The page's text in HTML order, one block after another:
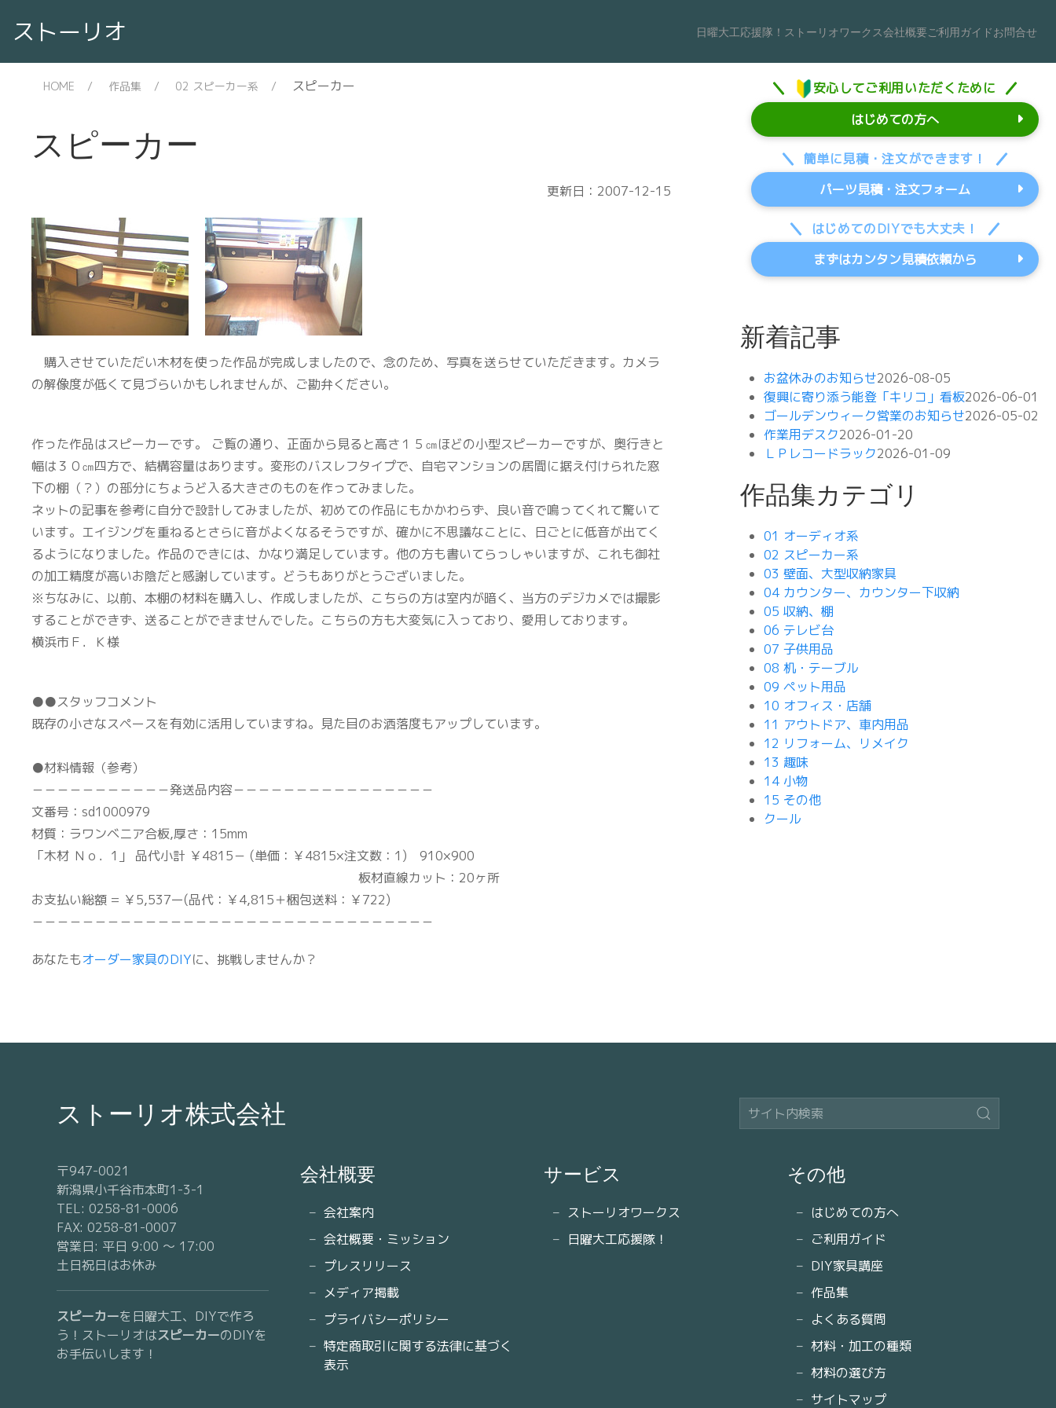
ストーリオ 日曜大工応援隊！ ストーリオワークス会社概要ご利用ガイドお問合せ
HOME 作品集 02 スピーカー系 スピーカー
スピーカー
更新日：2007-12-15
購入させていただい木材を使った作品が完成しましたので、念のため、写真を送らせていただきます。カメラ
の解像度が低くて見づらいかもしれませんが、ご勘弁ください。
作った作品はスピーカーです。 ご覧の通り、正面から見ると高さ１５㎝ほどの小型スピーカーですが、奥行きと
幅は３０㎝四方で、結構容量はあります。変形のバスレフタイプで、自宅マンションの居間に据え付けられた窓
下の棚（？）の部分にちょうど入る大きさのものを作ってみました。
ネットの記事を参考に自分で設計してみましたが、初めての作品にもかかわらず、良い音で鳴ってくれて驚いて
います。エイジングを重ねるとさらに音がよくなるそうですが、確かに不思議なことに、日ごとに低音が出てく
るようになりました。作品のできには、かなり満足しています。他の方も書いてらっしゃいますが、これも御社
の加工精度が高いお陰だと感謝しています。どうもありがとうございました。
※ちなみに、以前、本棚の材料を購入し、作成しましたが、こちらの方は室内が暗く、当方のデジカメでは撮影
することができず、送ることができませんでした。こちらの方も大変気に入っており、愛用しております。
横浜市Ｆ．Ｋ様
●●スタッフコメント
既存の小さなスペースを有効に活用していますね。見た目のお洒落度もアップしています。
●材料情報（参考）
－－－－－－－－－－－発送品内容－－－－－－－－－－－－－－－－
文番号：sd1000979
材質：ラワンベニア合板,厚さ：15mm
「木材 Ｎｏ．1」 品代小計 ￥4815－ (単価：￥4815×注文数：1) 910×900
板材直線カット：20ヶ所
お支払い総額 = ￥5,537ー(品代：￥4,815＋梱包送料：￥722)
－－－－－－－－－－－－－－－－－－－－－－－－－－－－－－－－
あなたもオーダー家具のDIYに、挑戦しませんか？
安心してご利用いただくために
はじめての方へ
簡単に見積・注文ができます！
パーツ見積・注文フォーム
はじめてのDIYでも大丈夫！
まずはカンタン見積依頼から
新着記事
お盆休みのお知らせ2026-08-05
復興に寄り添う能登「キリコ」看板2026-06-01
ゴールデンウィーク営業のお知らせ2026-05-02
作業用デスク2026-01-20
ＬＰレコードラック2026-01-09
作品集カテゴリ
01 オーディオ系
02 スピーカー系
03 壁面、大型収納家具
04 カウンター、カウンター下収納
05 収納、棚
06 テレビ台
07 子供用品
08 机・テーブル
09 ペット用品
10 オフィス・店舗
11 アウトドア、車内用品
12 リフォーム、リメイク
13 趣味
14 小物
15 その他
クール
ストーリオ株式会社
〒947-0021
新潟県小千谷市本町1-3-1
TEL: 0258-81-0006
FAX: 0258-81-0007
営業日: 平日 9:00 〜 17:00
土日祝日はお休み
スピーカーを日曜大工、DIYで作ろ
う！ストーリオはスピーカーのDIYを
お手伝いします！
会社概要
会社案内
会社概要・ミッション
プレスリリース
メディア掲載
プライバシーポリシー
特定商取引に関する法律に基づく
表示
サービス
ストーリオワークス
日曜大工応援隊！
その他
はじめての方へ
ご利用ガイド
DIY家具講座
作品集
よくある質問
材料・加工の種類
材料の選び方
サイトマップ